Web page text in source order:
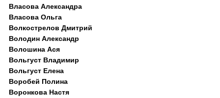
Власова Александра
Власова Ольга
Волкострелов Дмитрий
Володин Александр
Волошина Ася
Вольгуст Владимир
Вольгуст Елена
Воробей Полина
Воронкова Настя